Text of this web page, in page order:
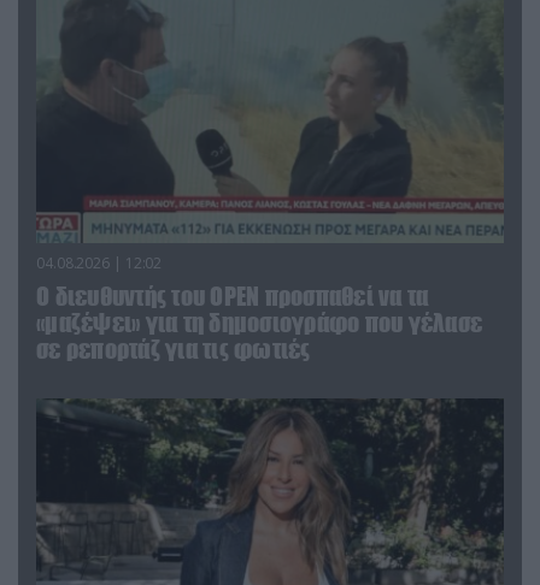
04.08.2026 | 12:02
O διευθυντής του OPEN προσπαθεί να τα
«μαζέψει» για τη δημοσιογράφο που γέλασε
σε ρεπορτάζ για τις φωτιές